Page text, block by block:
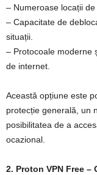
– Numeroase locații
– Capacitate de
situații.
– Protocoale moderne
de internet.
Această opțiune este
protecție generală, un
posibilitatea de a
ocazional.
2. Proton VPN Free